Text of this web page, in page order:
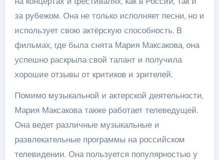
за рубежом. Она не только исполняет песни, но и
использует свою актёрскую способность. В
фильмах, где была снята Мария Максакова, она
успешно раскрыла свой талант и получила
хорошие отзывы от критиков и зрителей.
Помимо музыкальной и актерской деятельности,
Мария Максакова также работает телеведущей.
Она ведет различные музыкальные и
развлекательные программы на российском
телевидении. Она пользуется популярностью у